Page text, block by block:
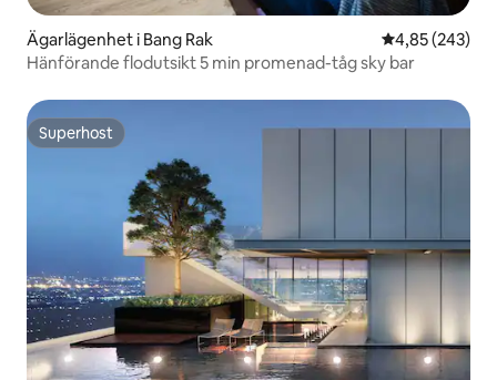
Ägarlägenhet i Bang Rak 4,85 av 5 i
4,85 (243)
Hänförande flodutsikt 5 min promenad-tåg sky bar
Superhost
Superhost